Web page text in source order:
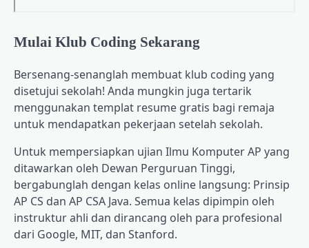
Mulai Klub Coding Sekarang
Bersenang-senanglah membuat klub coding yang
disetujui sekolah! Anda mungkin juga tertarik
menggunakan templat resume gratis bagi remaja
untuk mendapatkan pekerjaan setelah sekolah.
Untuk mempersiapkan ujian Ilmu Komputer AP yang
ditawarkan oleh Dewan Perguruan Tinggi,
bergabunglah dengan kelas online langsung: Prinsip
AP CS dan AP CSA Java. Semua kelas dipimpin oleh
instruktur ahli dan dirancang oleh para profesional
dari Google, MIT, dan Stanford.